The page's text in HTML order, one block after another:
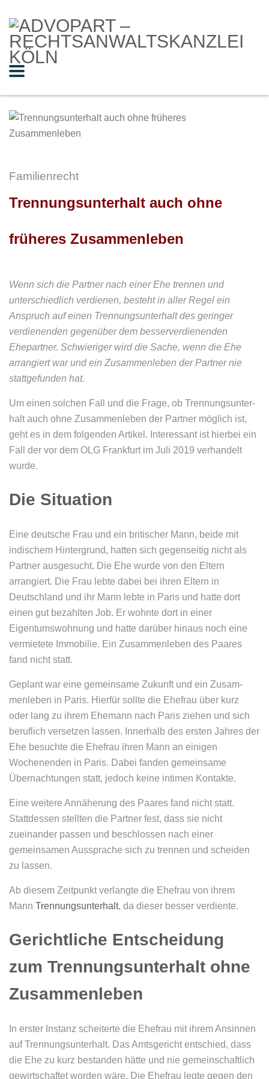
Familienrecht
Trennungsunterhalt auch ohne
früheres Zusammenleben
Wenn sich die Partner nach einer Ehe trennen und
unterschiedlich verdienen, besteht in aller Regel ein
Anspruch auf einen Tren­nungs­un­ter­halt des geringer
verdienenden gegenüber dem besserverdienenden
Ehepartner. Schwieriger wird die Sache, wenn die Ehe
arrangiert war und ein Zusam­men­leben der Partner nie
stattgefunden hat.
Um einen solchen Fall und die Frage, ob Tren­nungs­un­ter­
halt auch ohne Zusam­men­leben der Partner möglich ist,
geht es in dem folgenden Artikel. Interessant ist hierbei ein
Fall der vor dem OLG Frankfurt im Juli 2019 verhandelt
wurde.
Die Situation
Eine deutsche Frau und ein britischer Mann, beide mit
indischem Hintergrund, hatten sich gegenseitig nicht als
Partner ausgesucht. Die Ehe wurde von den Eltern
arrangiert. Die Frau lebte dabei bei ihren Eltern in
Deutschland und ihr Mann lebte in Paris und hatte dort
einen gut bezahlten Job. Er wohnte dort in einer
Eigentumswohnung und hatte darüber hinaus noch eine
vermietete Immobilie. Ein Zusam­men­leben des Paares
fand nicht statt.
Geplant war eine gemeinsame Zukunft und ein Zusam­
men­leben in Paris. Hierfür sollte die Ehefrau über kurz
oder lang zu ihrem Ehemann nach Paris ziehen und sich
beruflich versetzen lassen. Innerhalb des ersten Jahres der
Ehe besuchte die Ehefrau ihren Mann an einigen
Wochenenden in Paris. Dabei fanden gemeinsame
Übernachtungen statt, jedoch keine intimen Kontakte.
Eine weitere Annäherung des Paares fand nicht statt.
Stattdessen stellten die Partner fest, dass sie nicht
zueinander passen und beschlossen nach einer
gemeinsamen Aussprache sich zu trennen und scheiden
zu lassen.
Ab diesem Zeitpunkt verlangte die Ehefrau von ihrem
Mann Tren­nungs­un­ter­halt, da dieser besser verdiente.
Gerichtliche Entscheidung
zum Trennungsunterhalt ohne
Zusammenleben
In erster Instanz scheiterte die Ehefrau mit ihrem Ansinnen
auf Tren­nungs­un­ter­halt. Das Amtsgericht entschied, dass
die Ehe zu kurz bestanden hätte und nie gemeinschaftlich
gewirtschaftet worden wäre. Die Ehefrau legte gegen den